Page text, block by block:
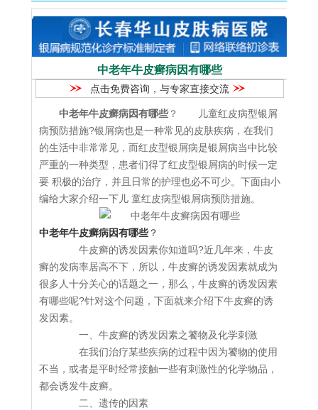
中老年牛皮癣病因有哪些
点击免费咨询，与专家直接交流
中老年牛皮癣病因有哪些 ？ 儿童红皮病型银屑
病预防措施?银屑病也是一种常见的皮肤疾病，在我们
的生活中非常常见，而红皮型银屑病是银屑病当中比较
严重的一种类型，患者们得了红皮型银屑病的时候一定
要 积极的治疗，并且日常的护理也必不可少。下面由小
编给大家介绍一下儿 童红皮病型银屑病预防措施。
中老年牛皮癣病因有哪些？
牛皮癣的诱发因素你知道吗?近几年来，牛皮
癣的发病率居高不下，所以，牛皮癣的诱发因素就成为
很多人十分关心的话题之一，那么，牛皮癣的诱发因素
有哪些呢?针对这个问题，下面就来介绍下牛皮癣的诱
发因素。
一、牛皮癣的诱发因素之饕物及化学刺激
在我们治疗某些疾病的过程中因为饕物的使用
不当，或者是平时经常接触一些有刺激性的化学物品，
都会诱发牛皮癣。
二、遗传的因素